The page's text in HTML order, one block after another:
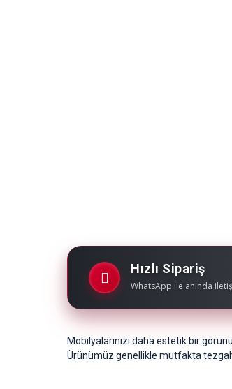
Hızlı Sipariş
WhatsApp ile anında
Mobilyalarınızı daha estetik bir
Ürünümüz genellikle mutfakta